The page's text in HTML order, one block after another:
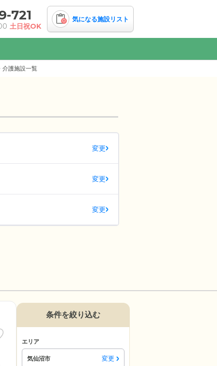
721
土日祝OK
0 気になる施設リスト
介護施設一覧
変更
変更
変更
条件を絞り込む
エリア
気仙沼市 変更